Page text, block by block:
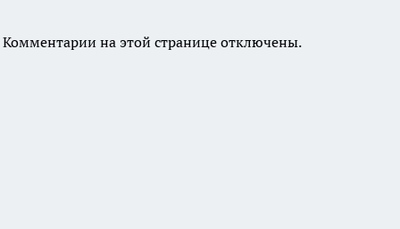
Комментарии на этой странице отключены.